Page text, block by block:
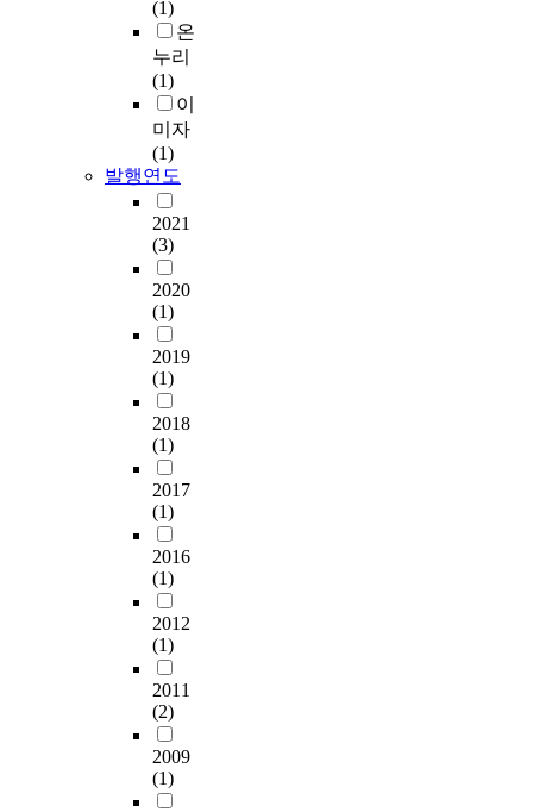
(1)
온
누리
(1)
이
미자
(1)
발행연도
2021
(3)
2020
(1)
2019
(1)
2018
(1)
2017
(1)
2016
(1)
2012
(1)
2011
(2)
2009
(1)